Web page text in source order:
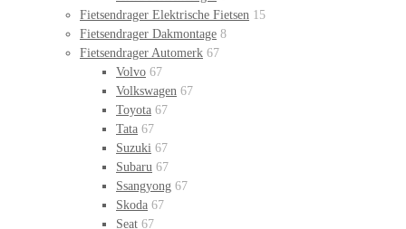
Fietsendrager Elektrische Fietsen 15
Fietsendrager Dakmontage 8
Fietsendrager Automerk 67
Volvo 67
Volkswagen 67
Toyota 67
Tata 67
Suzuki 67
Subaru 67
Ssangyong 67
Skoda 67
Seat 67